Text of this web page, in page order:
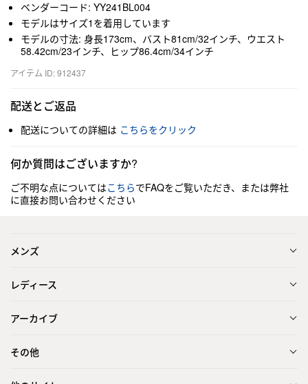
ベンダーコード: YY241BL004
モデルはサイズ1を着用しています
モデルの寸法: 身長173cm、バスト81cm/32インチ、ウエスト
58.42cm/23インチ、ヒップ86.4cm/34インチ
アイテム ID: 912437
配送とご返品
配送についての詳細は こちらをクリック
何か質問はございますか?
ご不明な点についてはこちらでFAQをご覧いただき、または弊社
に直接お問い合わせください
メンズ
レディース
アーカイブ
その他